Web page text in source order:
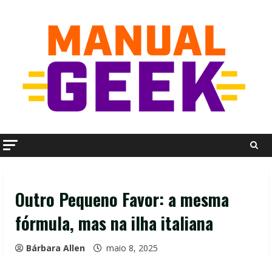
Outro Pequeno Favor: a mesma
fórmula, mas na ilha italiana
Bárbara Allen maio 8, 2025